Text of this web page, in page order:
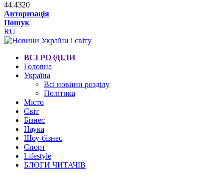
44.4320
Авторизація
Пошук
RU
ВСІ РОЗДІЛИ
Головна
Україна
Всі новини розділу
Політика
Місто
Світ
Бізнес
Наука
Шоу-бізнес
Спорт
Lifestyle
БЛОГИ ЧИТАЧІВ